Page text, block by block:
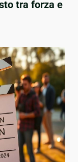
tra forza e